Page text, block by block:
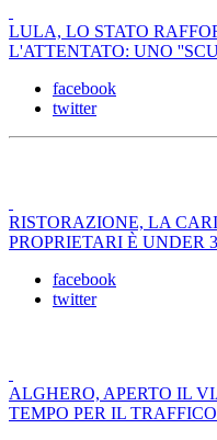
LULA, LO STATO
L'ATTENTATO: UNO
facebook
twitter
RISTORAZIONE, LA
PROPRIETARI È UNDER
facebook
twitter
ALGHERO, APERTO IL
TEMPO PER IL